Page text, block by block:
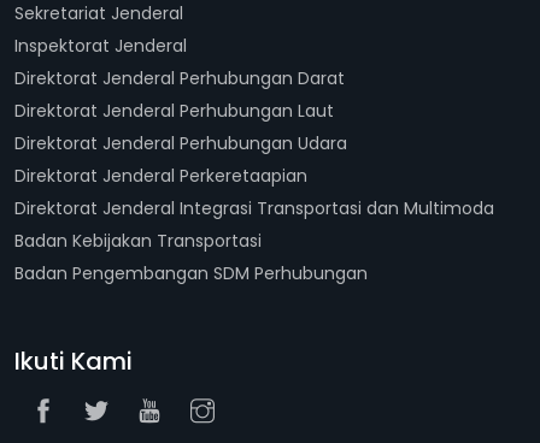
Sekretariat Jenderal
Inspektorat Jenderal
Direktorat Jenderal Perhubungan Darat
Direktorat Jenderal Perhubungan Laut
Direktorat Jenderal Perhubungan Udara
Direktorat Jenderal Perkeretaapian
Direktorat Jenderal Integrasi Transportasi dan Multimoda
Badan Kebijakan Transportasi
Badan Pengembangan SDM Perhubungan
Ikuti Kami